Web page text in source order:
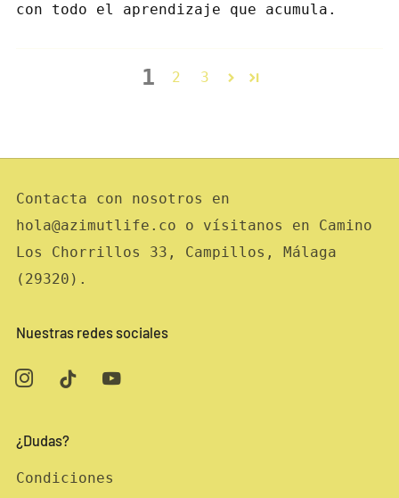
con todo el aprendizaje que acumula.
1 2 3
Contacta con nosotros en
hola@azimutlife.co o vísitanos en Camino
Los Chorrillos 33, Campillos, Málaga
(29320).
Nuestras redes sociales
¿Dudas?
Condiciones